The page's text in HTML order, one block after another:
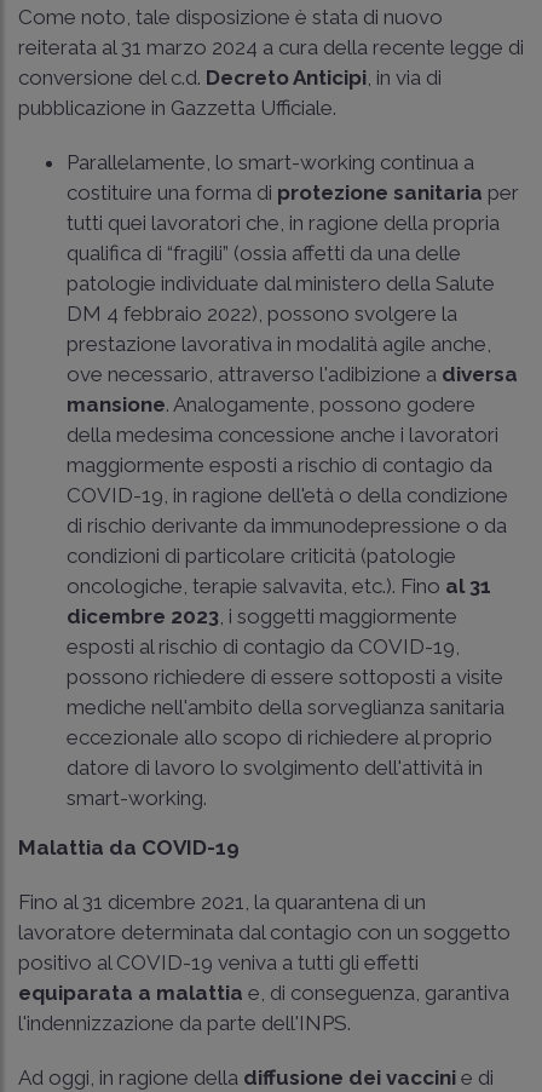
Come noto, tale disposizione è stata di nuovo
reiterata al 31 marzo 2024 a cura della recente legge di
conversione del c.d. Decreto Anticipi, in via di
pubblicazione in Gazzetta Ufficiale.
Parallelamente, lo smart-working continua a
costituire una forma di protezione sanitaria per
tutti quei lavoratori che, in ragione della propria
qualifica di “fragili” (ossia affetti da una delle
patologie individuate dal ministero della Salute
DM 4 febbraio 2022), possono svolgere la
prestazione lavorativa in modalità agile anche,
ove necessario, attraverso l'adibizione a diversa
mansione. Analogamente, possono godere
della medesima concessione anche i lavoratori
maggiormente esposti a rischio di contagio da
COVID-19, in ragione dell'età o della condizione
di rischio derivante da immunodepressione o da
condizioni di particolare criticità (patologie
oncologiche, terapie salvavita, etc.). Fino al 31
dicembre 2023, i soggetti maggiormente
esposti al rischio di contagio da COVID-19,
possono richiedere di essere sottoposti a visite
mediche nell'ambito della sorveglianza sanitaria
eccezionale allo scopo di richiedere al proprio
datore di lavoro lo svolgimento dell'attività in
smart-working.
Malattia da COVID-19
Fino al 31 dicembre 2021, la quarantena di un
lavoratore determinata dal contagio con un soggetto
positivo al COVID-19 veniva a tutti gli effetti
equiparata a malattia e, di conseguenza, garantiva
l'indennizzazione da parte dell'INPS.
Ad oggi, in ragione della diffusione dei vaccini e di